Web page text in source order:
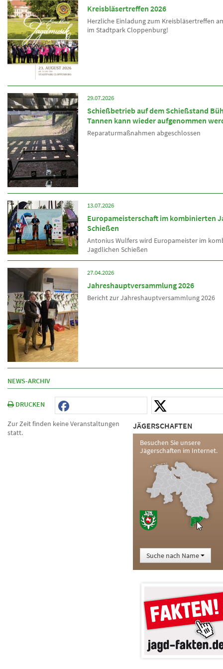
Kreisbläsertreffen 2026
Herzliche Einladung zum Kreisbläsertreffen
im Stadtpark Cloppenburg!
29.07.2026
Schießbetrieb auf dem Schießstand
Tannen kann wieder aufgenommen
Reparaturmaßnahmen abgeschlossen
13.07.2026
Europameisterschaft im kombinierten
Schießen
Antonius Wulfers wird Europameister im
Jagdlichen Schießen
27.04.2026
Jahreshauptversammlung 2026
Bericht zur Jahreshauptversammlung 2026
NEWS-ARCHIV
DRUCKEN
Zur Zeit finden keine Veranstaltungen
statt.
JÄGERSCHAFTEN
Besuchen Sie unsere
Jägerschaften im Internet.
Suche nach Name